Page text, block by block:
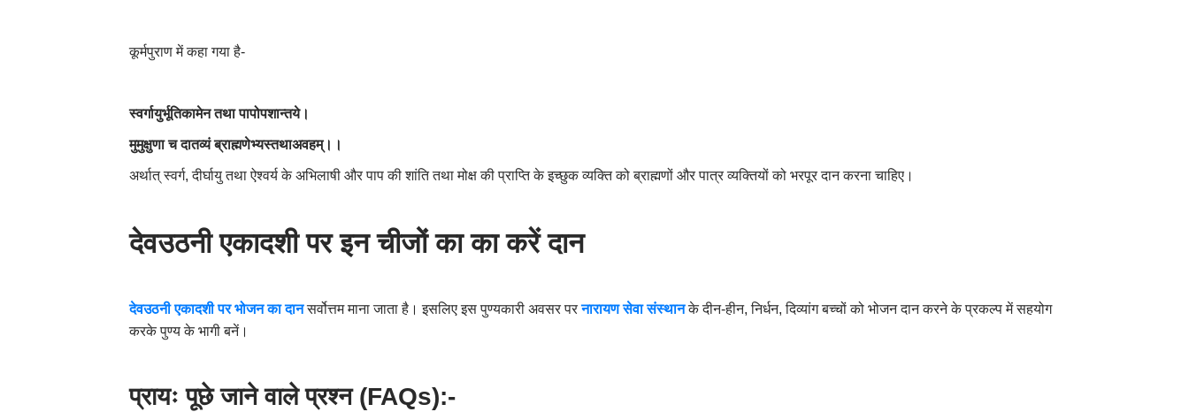
कूर्मपुराण में कहा गया है-
स्वर्गायुर्भूतिकामेन तथा पापोपशान्तये।
मुमुक्षुणा च दातव्यं ब्राह्मणेभ्यस्तथाअवहम्।।
अर्थात् स्वर्ग,दीर्घायु तथा ऐश्वर्य के अभिलाषी और पाप की शांति तथा मोक्ष की प्राप्ति के इच्छुक व्यक्ति को ब्राह्मणों और पात्र व्यक्तियों को भरपूर दान करना चाहिए।
देवउठनी एकादशी पर इन चीजों का का करें दान
देवउठनी एकादशी पर भोजन का दानसर्वोत्तम माना जाता है। इसलिए इस पुण्यकारी अवसर परनारायण सेवा संस्थानके दीन-हीन,निर्धन,दिव्यांग बच्चों को भोजन दान करने के प्रकल्प में सहयोग
करके पुण्य के भागी बनें।
प्रायः पूछे जाने वाले प्रश्न (FAQs):-